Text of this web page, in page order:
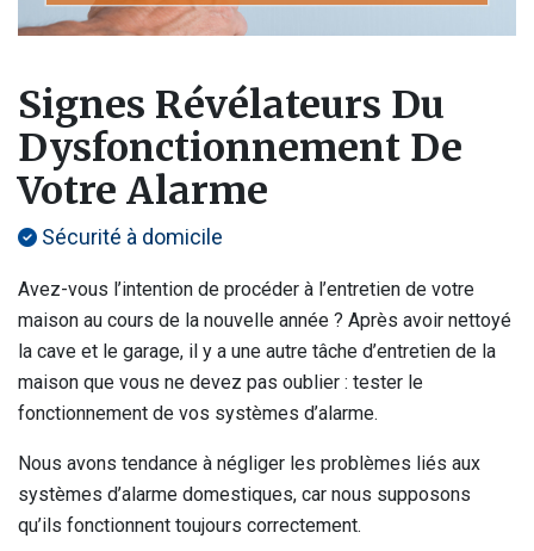
Signes Révélateurs Du
Dysfonctionnement De
Votre Alarme
Sécurité à domicile
Avez-vous l’intention de procéder à l’entretien de votre
maison au cours de la nouvelle année ? Après avoir nettoyé
la cave et le garage, il y a une autre tâche d’entretien de la
maison que vous ne devez pas oublier : tester le
fonctionnement de vos systèmes d’alarme.
Nous avons tendance à négliger les problèmes liés aux
systèmes d’alarme domestiques, car nous supposons
qu’ils fonctionnent toujours correctement.